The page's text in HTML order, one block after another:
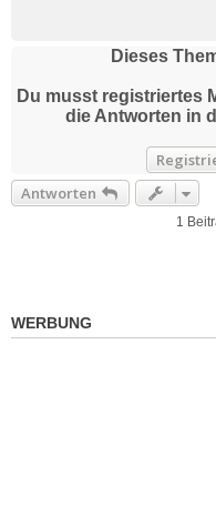
Dieses
Du musst registriertes
die Antworten in
Antworten
1
WERBUNG